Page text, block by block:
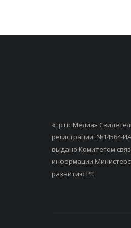
«Ертiс Медиа»
регистрации: №14564-
выдано Комитетом
информации
развитию РК